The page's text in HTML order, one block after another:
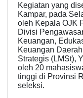
Kegiatan yang
Kampar, pada
oleh Kepala OJK
Divisi
Keuangan,
Keuangan
Strategis (LMSt),
oleh 20
tinggi di Provinsi
seleksi.